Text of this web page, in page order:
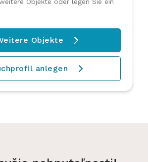
Objekte oder legen Sie ein
Objekte 
anlegen 